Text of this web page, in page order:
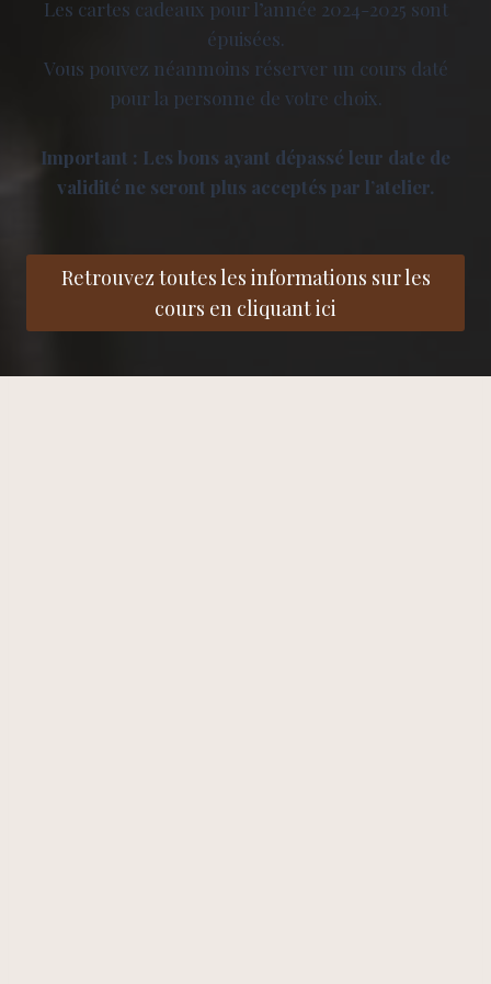
Les cartes cadeaux pour l’année 2024-2025 sont
épuisées.
Vous pouvez néanmoins réserver un cours daté
pour la personne de votre choix.
Important : Les bons ayant dépassé leur date de
validité ne seront plus acceptés par l’atelier.
Retrouvez toutes les informations sur les
cours en cliquant ici